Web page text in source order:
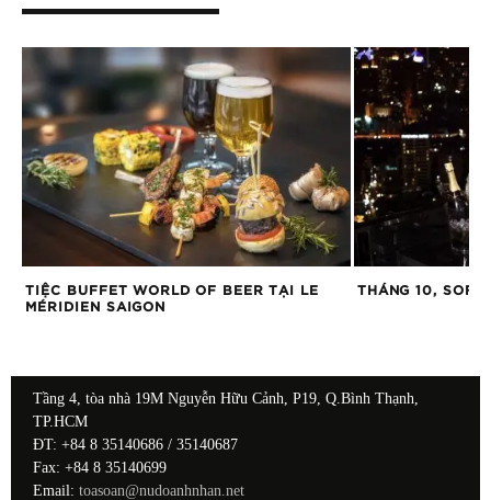
TIỆC BUFFET WORLD OF BEER TẠI LE
MÉRIDIEN SAIGON
THÁNG 10,
Tầng 4, tòa nhà 19M Nguyễn Hữu Cảnh, P19, Q.Bình Thạnh,
TP.HCM
ĐT: +84 8 35140686 / 35140687
Fax: +84 8 35140699
Email: toasoan@nudoanhnhan.net